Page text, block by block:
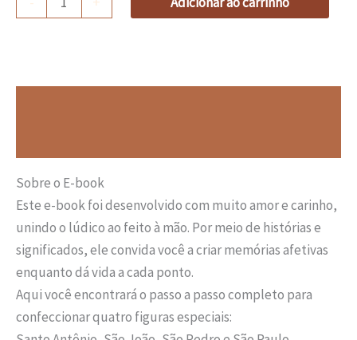
Sobre o E-book
Este e-book foi desenvolvido com muito amor e carinho,
unindo o lúdico ao feito à mão. Por meio de histórias e
significados, ele convida você a criar memórias afetivas
enquanto dá vida a cada ponto.
Aqui você encontrará o passo a passo completo para
confeccionar quatro figuras especiais: